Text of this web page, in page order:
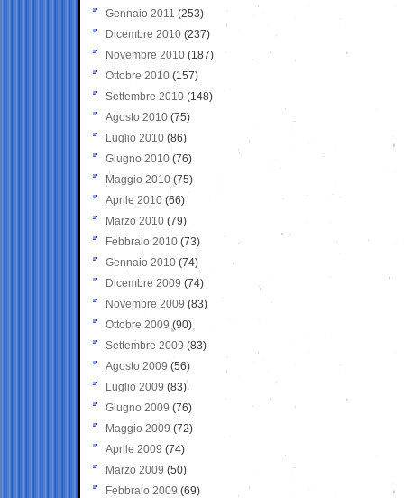
Gennaio 2011 (253)
Dicembre 2010 (237)
Novembre 2010 (187)
Ottobre 2010 (157)
Settembre 2010 (148)
Agosto 2010 (75)
Luglio 2010 (86)
Giugno 2010 (76)
Maggio 2010 (75)
Aprile 2010 (66)
Marzo 2010 (79)
Febbraio 2010 (73)
Gennaio 2010 (74)
Dicembre 2009 (74)
Novembre 2009 (83)
Ottobre 2009 (90)
Settembre 2009 (83)
Agosto 2009 (56)
Luglio 2009 (83)
Giugno 2009 (76)
Maggio 2009 (72)
Aprile 2009 (74)
Marzo 2009 (50)
Febbraio 2009 (69)